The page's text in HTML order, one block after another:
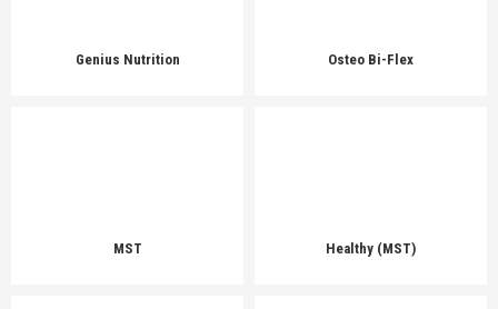
Genius Nutrition Osteo Bi-Flex
MST Healthy (MST)